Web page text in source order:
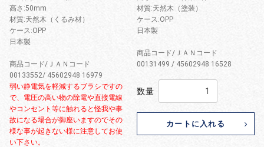
高さ:50mm
材質:天然木（くるみ材）
ケース:OPP
日本製
商品コード/ＪＡＮコード
00133552/ 45602948 16979
弱い静電気を軽減するブラシですの
で、電圧の高い物の除電や直接電線
やコンセント等に触れると怪我や事
故になる場合が御座いますのでその
様な事が起きない様に注意してお使
い下さい。
材質:天然木（塗装）
ケース:OPP
日本製
商品コード/ＪＡＮコード
00131499 / 45602948 16528
数量
カートに入れる